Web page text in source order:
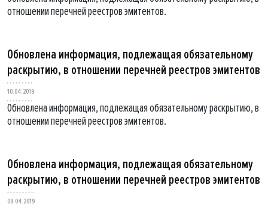
отношении перечней реестров эмитентов.
Обновлена информация, подлежащая обязательному
раскрытию, в отношении перечней реестров эмитентов
10.04.2019
Обновлена информация, подлежащая обязательному раскрытию, в
отношении перечней реестров эмитентов.
Обновлена информация, подлежащая обязательному
раскрытию, в отношении перечней реестров эмитентов
09.04.2019